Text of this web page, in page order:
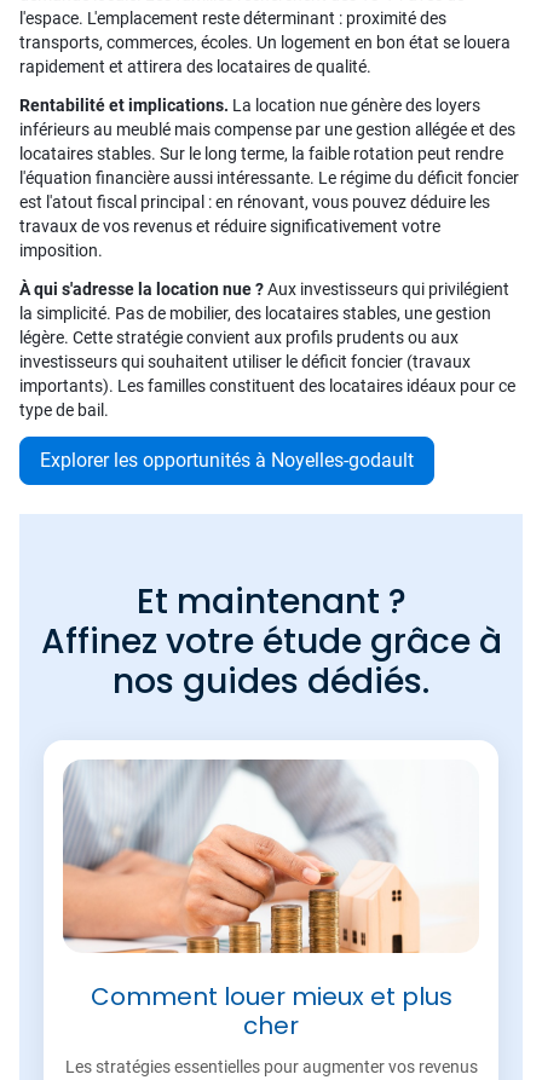
l'espace. L'emplacement reste déterminant : proximité des
transports, commerces, écoles. Un logement en bon état se louera
rapidement et attirera des locataires de qualité.
Rentabilité et implications. La location nue génère des loyers
inférieurs au meublé mais compense par une gestion allégée et des
locataires stables. Sur le long terme, la faible rotation peut rendre
l'équation financière aussi intéressante. Le régime du déficit foncier
est l'atout fiscal principal : en rénovant, vous pouvez déduire les
travaux de vos revenus et réduire significativement votre
imposition.
À qui s'adresse la location nue ?Aux investisseurs qui privilégient
la simplicité. Pas de mobilier, des locataires stables, une gestion
légère. Cette stratégie convient aux profils prudents ou aux
investisseurs qui souhaitent utiliser le déficit foncier (travaux
importants). Les familles constituent des locataires idéaux pour ce
type de bail.
Explorer les opportunités à Noyelles-godault
Et maintenant ?
Affinez votre étude grâce à
nos guides dédiés.
Comment louer mieux et plus
cher
Les stratégies essentielles pour augmenter vos revenus